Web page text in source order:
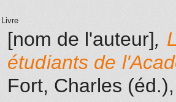
Livre
[nom de l'auteur],
étudiants de
Fort, Charles (éd.)